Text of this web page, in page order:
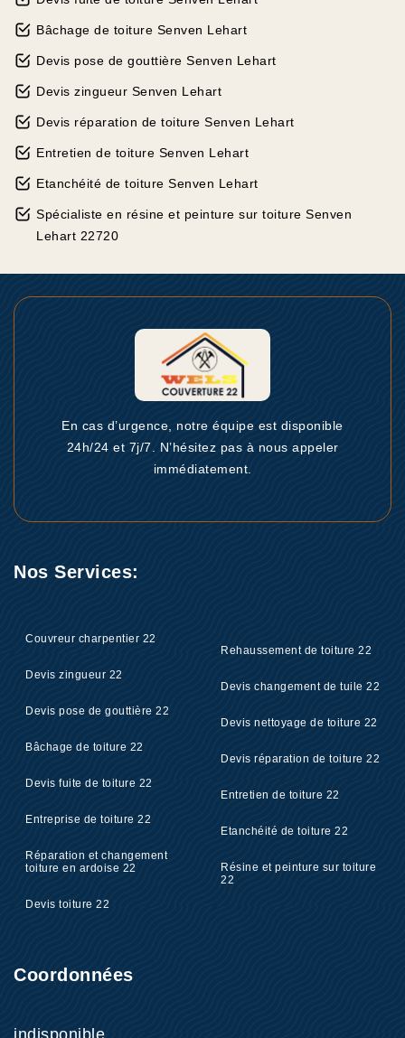
Bâchage de toiture Senven Lehart
Devis pose de gouttière Senven Lehart
Devis zingueur Senven Lehart
Devis réparation de toiture Senven Lehart
Entretien de toiture Senven Lehart
Etanchéité de toiture Senven Lehart
Spécialiste en résine et peinture sur toiture Senven
Lehart 22720
En cas d’urgence, notre équipe est disponible
24h/24 et 7j/7. N’hésitez pas à nous appeler
immédiatement.
Nos Services:
Couvreur charpentier 22
Devis zingueur 22
Devis pose de gouttière 22
Bâchage de toiture 22
Devis fuite de toiture 22
Entreprise de toiture 22
Réparation et changement
toiture en ardoise 22
Devis toiture 22
Rehaussement de toiture 22
Devis changement de tuile 22
Devis nettoyage de toiture 22
Devis réparation de toiture 22
Entretien de toiture 22
Etanchéité de toiture 22
Résine et peinture sur toiture
22
Coordonnées
indisponible